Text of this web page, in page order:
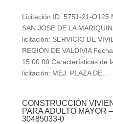
Licitación ID: 5751-21-O125
SAN JOSE DE LA
licitación: SERVICIO DE
REGIÓN DE VALDIVIA
15:00:00 Características de
licitación: MEJ. PLAZA DE...
CONSTRUCCIÓN
PARA ADULTO MAYOR
30485033-0